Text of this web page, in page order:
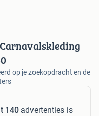
op je zoekopdracht en de
140 advertenties is